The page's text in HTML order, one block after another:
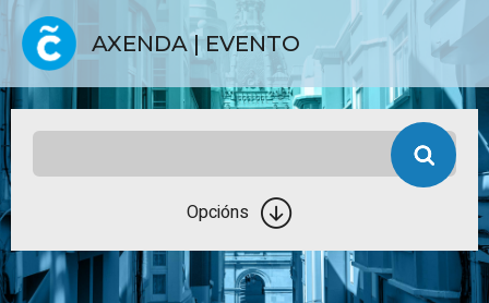
AXENDA | EVENTO
Opcións